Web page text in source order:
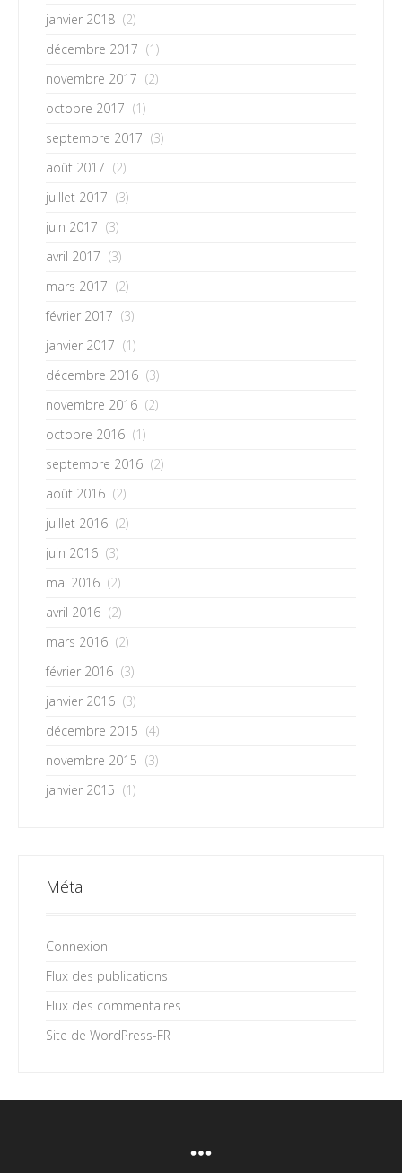
janvier 2018 (2)
décembre 2017 (1)
novembre 2017 (2)
octobre 2017 (1)
septembre 2017 (3)
août 2017 (2)
juillet 2017 (3)
juin 2017 (3)
avril 2017 (3)
mars 2017 (2)
février 2017 (3)
janvier 2017 (1)
décembre 2016 (3)
novembre 2016 (2)
octobre 2016 (1)
septembre 2016 (2)
août 2016 (2)
juillet 2016 (2)
juin 2016 (3)
mai 2016 (2)
avril 2016 (2)
mars 2016 (2)
février 2016 (3)
janvier 2016 (3)
décembre 2015 (4)
novembre 2015 (3)
janvier 2015 (1)
Méta
Connexion
Flux des publications
Flux des commentaires
Site de WordPress-FR